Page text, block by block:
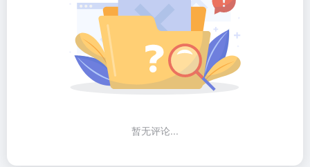
暂无评论...